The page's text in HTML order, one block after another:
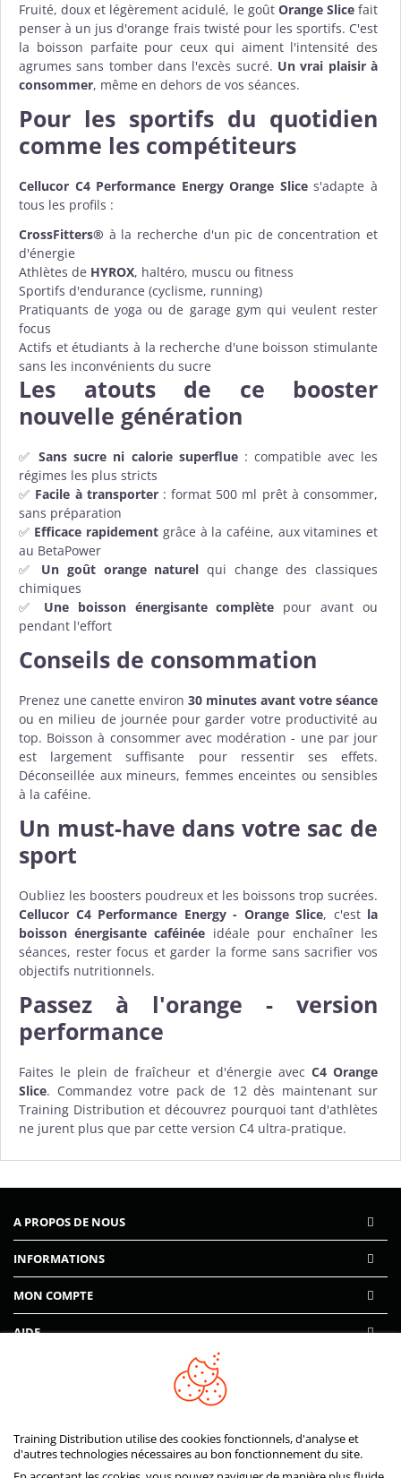
Fruité, doux et légèrement acidulé, le goût Orange Slicefait
penser à un jus d'orange frais twisté pour les sportifs. C'est
la boisson parfaite pour ceux qui aiment l'intensité des
agrumes sans tomber dans l'excès sucré. Un vrai plaisir à
consommer, même en dehors de vos séances.
Pour les sportifs du quotidien
comme les compétiteurs
Cellucor C4 Performance Energy Orange Slices'adapte à
tous les profils :
CrossFitters® à la recherche d'un pic de concentration et
d'énergie
Athlètes de HYROX, haltéro, muscu ou fitness
Sportifs d'endurance (cyclisme, running)
Pratiquants de yoga ou de garage gym qui veulent rester
focus
Actifs et étudiants à la recherche d'une boisson stimulante
sans les inconvénients du sucre
Les atouts de ce booster
nouvelle génération
✅Sans sucre ni calorie superflue: compatible avec les
régimes les plus stricts
✅ Facile à transporter: format 500 ml prêt à consommer,
sans préparation
✅ Efficace rapidement grâce à la caféine, aux vitamines et
au BetaPower
✅ Un goût orange naturel qui change des classiques
chimiques
✅ Une boisson énergisante complète pour avant ou
pendant l'effort
Conseils de consommation
Prenez une canette environ 30 minutes avant votre séance
ou en milieu de journée pour garder votre productivité au
top. Boisson à consommer avec modération - une par jour
est largement suffisante pour ressentir ses effets.
Déconseillée aux mineurs, femmes enceintes ou sensibles
à la caféine.
Un must-have dans votre sac de
sport
Oubliez les boosters poudreux et les boissons trop sucrées.
Cellucor C4Performance Energy - Orange Slice, c'est la
boisson énergisante caféinée idéale pour enchaîner les
séances, rester focus et garder la forme sans sacrifier vos
objectifs nutritionnels.
Passez à l'orange - version
performance
Faites le plein de fraîcheur et d'énergie avec C4 Orange
Slice. Commandez votre pack de 12 dès maintenant sur
Training Distribution et découvrez pourquoi tant d'athlètes
ne jurent plus que par cette version C4 ultra-pratique.
A PROPOS DE NOUS
INFORMATIONS
MON COMPTE
Training Distribution utilise des cookies fonctionnels, d'analyse et
d'autres technologies nécessaires au bon fonctionnement du site.
AIDE